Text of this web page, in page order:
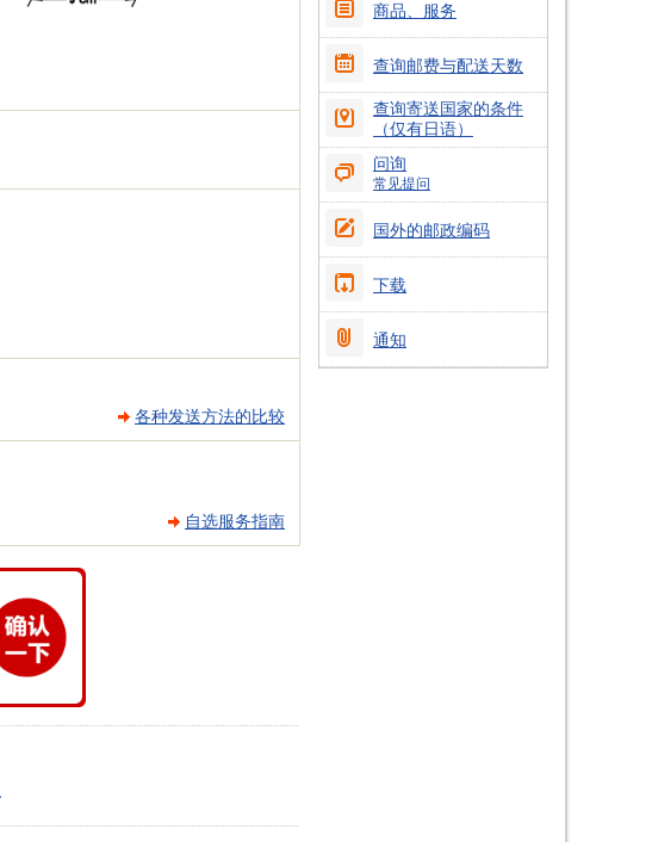
各种发送方法的比较
自选服务指南
商品、服务
查询邮费与配送天数
查询寄送国家的条件
（仅有日语）
问询
常见提问
国外的邮政编码
下载
通知